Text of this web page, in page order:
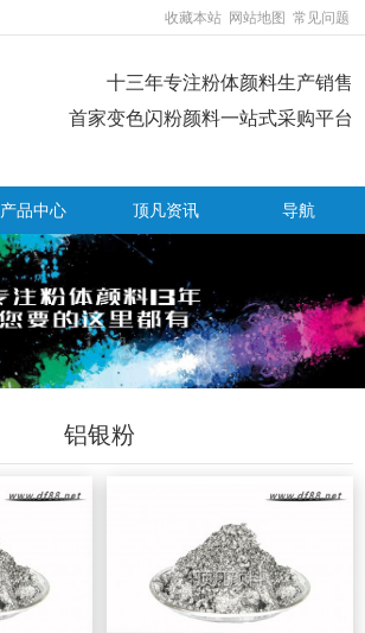
收藏本站 网站地图 常见问题
十三年专注粉体颜料生产销售
首家变色闪粉颜料一站式采购平台
产品中心 顶凡资讯 导航
铝银粉